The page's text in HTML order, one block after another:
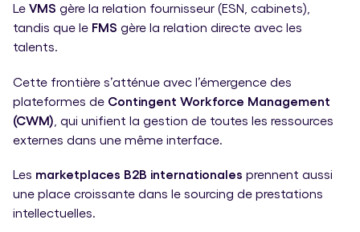
Le VMS gère la relation fournisseur (ESN, cabinets),
tandis que le FMS gère la relation directe avec les
talents.
Cette frontière s’atténue avec l’émergence des
plateformes de Contingent Workforce Management
(CWM) , qui unifient la gestion de toutes les ressources
externes dans une même interface.
Les marketplaces B2B internationales prennent aussi
une place croissante dans le sourcing de prestations
intellectuelles.